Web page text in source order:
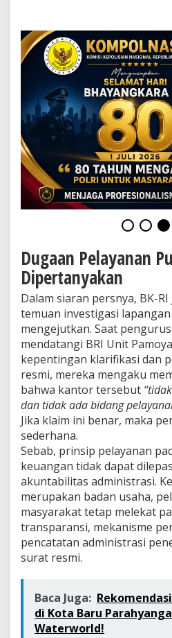
l
i
t
d
a
n
P
e
l
a
y
a
n
a
n
P
u
l
D
i
p
e
r
s
o
l
k
a
k
e
D
P
R
D
i
a
r
”
Dugaan Pelayanan
Dipertanyakan
Dalam siaran persnya, BK-
temuan investigasi
mengejutkan. Saat
mendatangi BRI Unit
kepentingan klarifikasi dan
resmi, mereka mengaku
bahwa kantor tersebut
dan tidak ada bidang
Jika klaim ini benar, maka
sederhana.
Sebab, prinsip pelayanan
keuangan tidak dapat
akuntabilitas administrasi.
merupakan badan usaha,
masyarakat tetap melekat
transparansi, mekanisme
pencatatan administrasi
surat resmi.
Baca Juga:
di Kota Baru
Waterworld!